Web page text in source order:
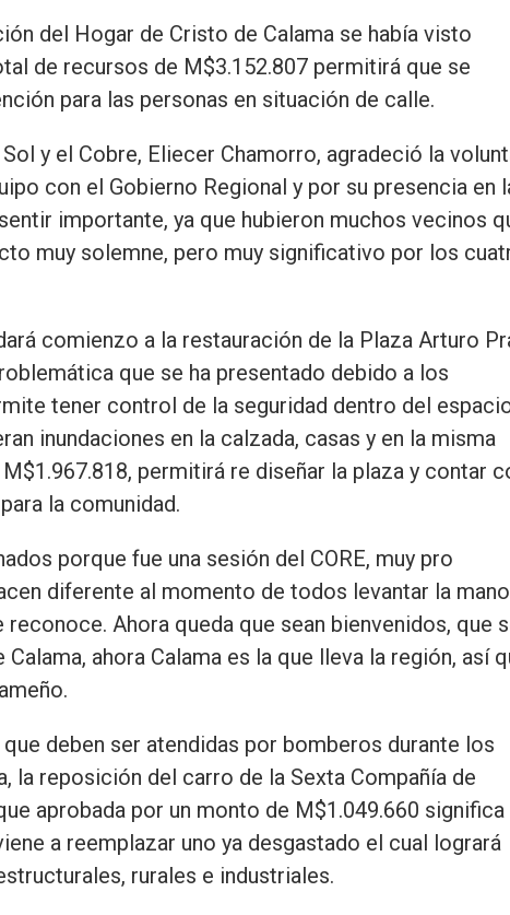
del Hogar de Cristo de Calama se había visto
de recursos de M$3.152.807 permitirá que se
para las personas en situación de calle.
y el Cobre, Eliecer Chamorro, agradeció la
con el Gobierno Regional y por su presencia en
importante, ya que hubieron muchos vecinos
muy solemne, pero muy significativo por los
comienzo a la restauración de la Plaza Arturo
que se ha presentado debido a los
tener control de la seguridad dentro del
inundaciones en la calzada, casas y en la misma
permitirá re diseñar la plaza y contar
la comunidad.
porque fue una sesión del CORE, muy pro
diferente al momento de todos levantar la mano
Ahora queda que sean bienvenidos, que
ahora Calama es la que lleva la región, así
deben ser atendidas por bomberos durante los
la reposición del carro de la Sexta Compañía de
aprobada por un monto de M$1.049.660 significa
a reemplazar uno ya desgastado el cual logrará
rurales e industriales.